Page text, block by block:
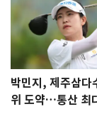
박민지, 제주삼다
위 도약…통산 최